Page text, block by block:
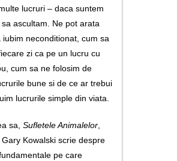
lucruri – daca suntem
ascultam. Ne pot arata
iubim neconditionat, cum sa
zi ca pe un lucru cu
cum sa ne folosim de
bune si de ce ar trebui
lucrurile simple din viata.
sa, Sufletele Animalelor,
Kowalski scrie despre
pe care